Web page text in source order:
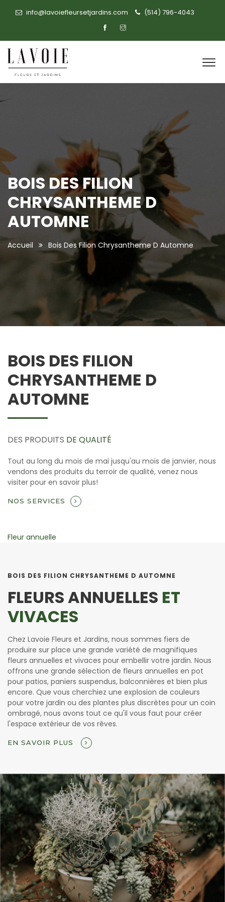
info@lavoiefleursetjardins.com (514) 796-4043
BOIS DES FILION
CHRYSANTHEME D
AUTOMNE
Accueil Bois Des Filion Chrysantheme D Automne
BOIS DES FILION
CHRYSANTHEME D
AUTOMNE
DES PRODUITS DE QUALITÉ
Tout au long du mois de mai jusqu'au mois de janvier, nous
vendons des produits du terroir de qualité, venez nous
visiter pour en savoir plus!
NOS SERVICES
BOIS DES FILION CHRYSANTHEME D AUTOMNE
FLEURS ANNUELLES ET
VIVACES
Chez Lavoie Fleurs et Jardins, nous sommes fiers de
produire sur place une grande variété de magnifiques
fleurs annuelles et vivaces pour embellir votre jardin. Nous
offrons une grande sélection de fleurs annuelles en pot
pour patios, paniers suspendus, balconnières et bien plus
encore. Que vous cherchiez une explosion de couleurs
pour votre jardin ou des plantes plus discrètes pour un coin
ombragé, nous avons tout ce qu'il vous faut pour créer
l'espace extérieur de vos rêves.
EN SAVOIR PLUS